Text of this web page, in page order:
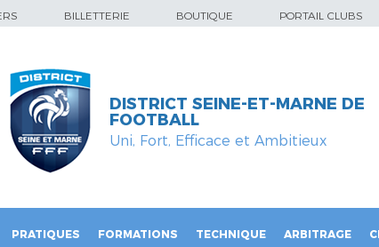
BILLETTERIE BOUTIQUE PORTAIL CLUBS
DISTRICT SEINE-ET-MARNE DE
FOOTBALL
Uni, Fort, Efficace et Ambitieux
PRATIQUES FORMATIONS TECHNIQUE ARBITRAGE